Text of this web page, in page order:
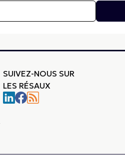
SUIVEZ-NOUS SUR
LES RÉSAUX